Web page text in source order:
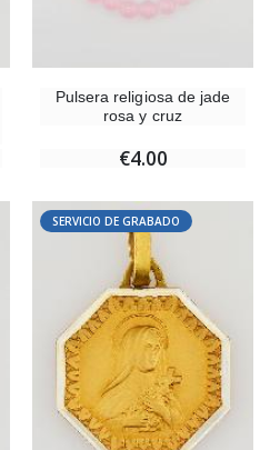
Pulsera religiosa de jade
rosa y cruz
€4.00
SERVICIO DE GRABADO